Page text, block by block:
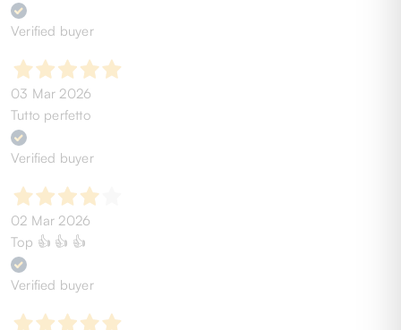
Verified buyer
03 Mar 2026
Tutto perfetto
Verified buyer
02 Mar 2026
Top 👍 👍 👍
Verified buyer